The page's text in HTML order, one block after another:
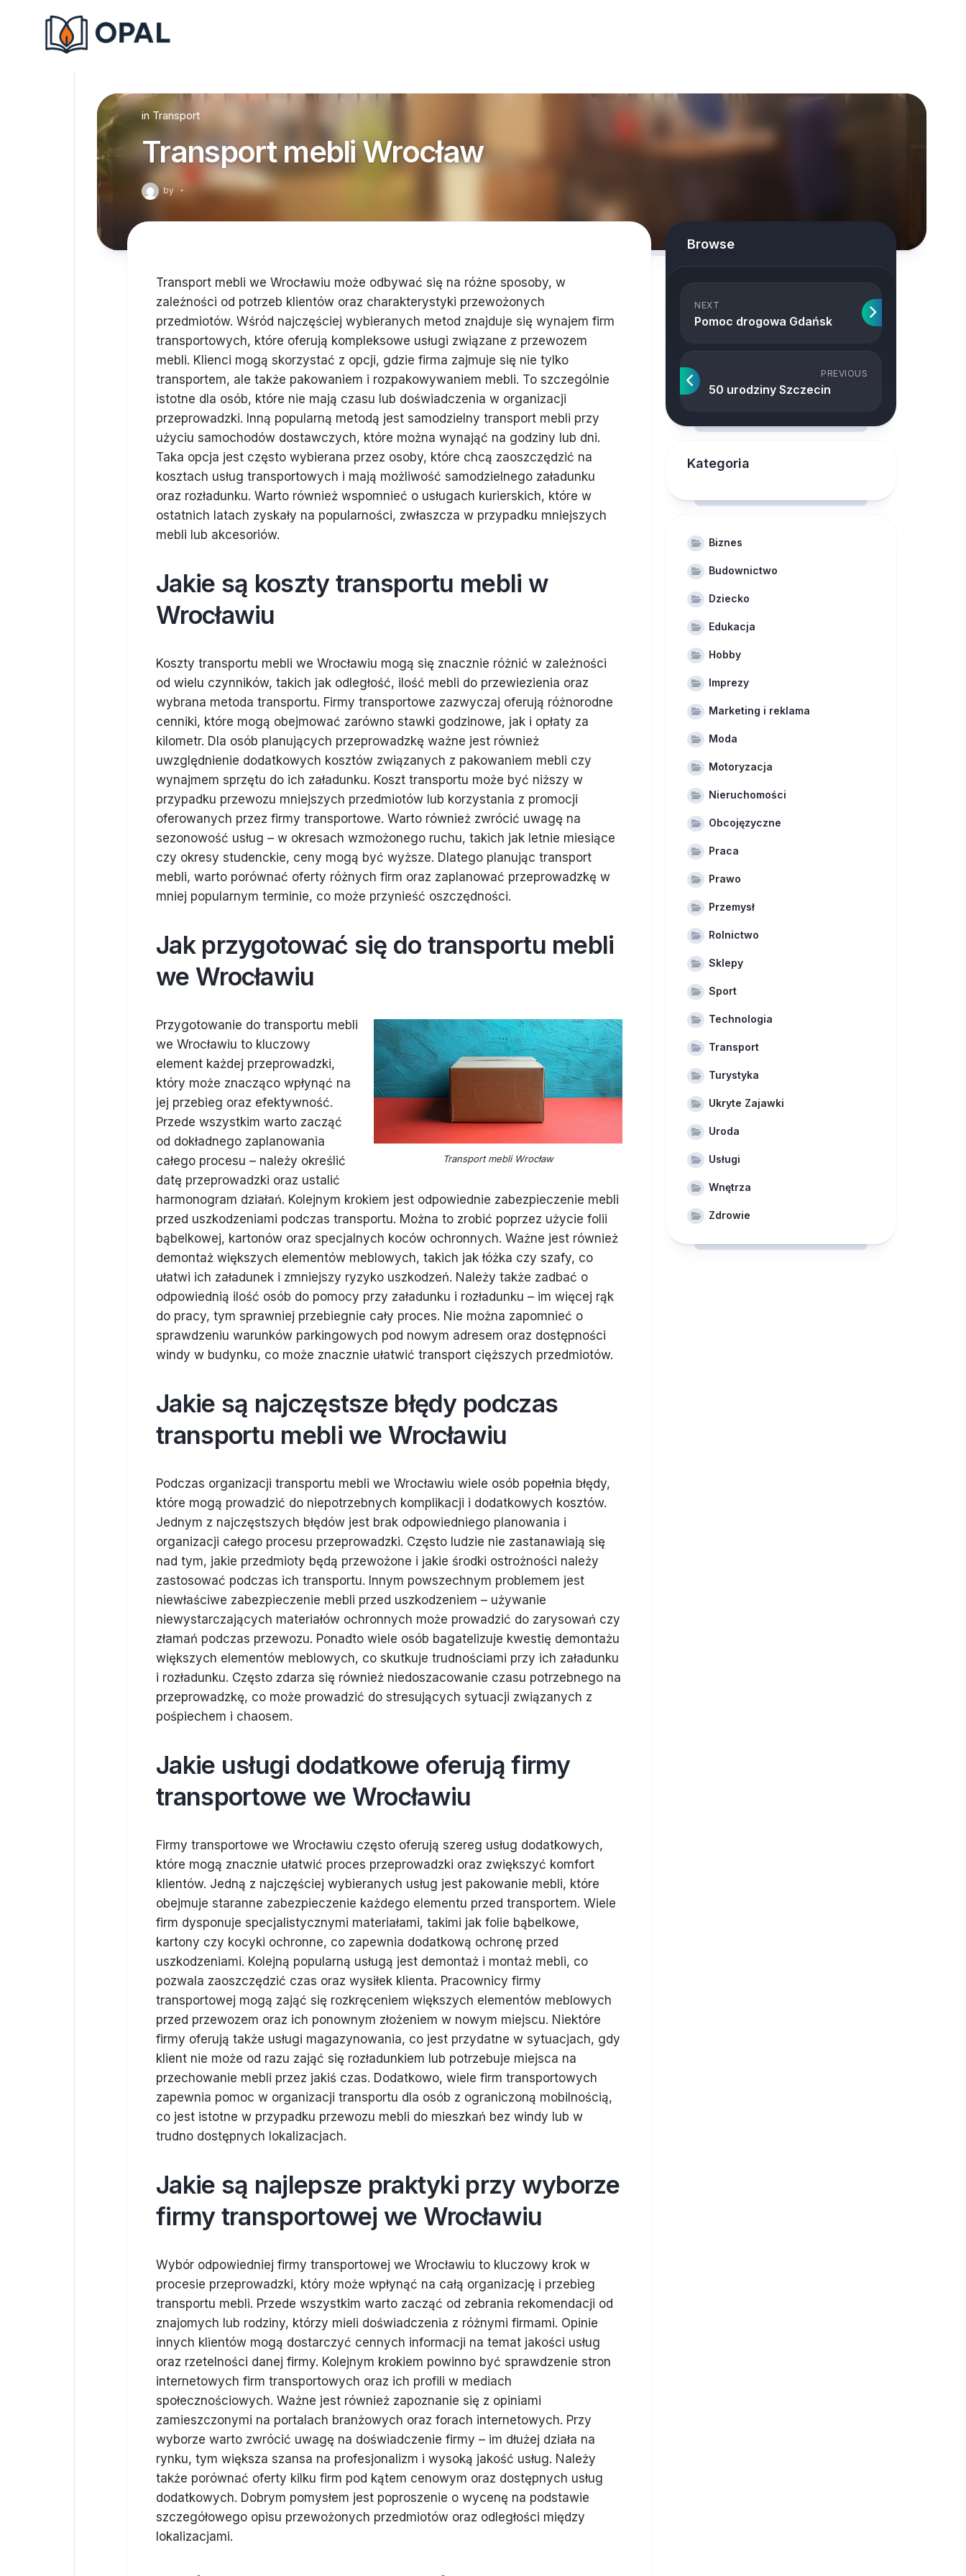
inTransport
Transport mebli Wrocław
by ·
Transport mebli we Wrocławiu może odbywać się na różne sposoby, w
zależności od potrzeb klientów oraz charakterystyki przewożonych
przedmiotów. Wśród najczęściej wybieranych metod znajduje się wynajem firm
transportowych, które oferują kompleksowe usługi związane z przewozem
mebli. Klienci mogą skorzystać z opcji, gdzie firma zajmuje się nie tylko
transportem, ale także pakowaniem i rozpakowywaniem mebli. To szczególnie
istotne dla osób, które nie mają czasu lub doświadczenia w organizacji
przeprowadzki. Inną popularną metodą jest samodzielny transport mebli przy
użyciu samochodów dostawczych, które można wynająć na godziny lub dni.
Taka opcja jest często wybierana przez osoby, które chcą zaoszczędzić na
kosztach usług transportowych i mają możliwość samodzielnego załadunku
oraz rozładunku. Warto również wspomnieć o usługach kurierskich, które w
ostatnich latach zyskały na popularności, zwłaszcza w przypadku mniejszych
mebli lub akcesoriów.
Jakie są koszty transportu mebli w
Wrocławiu
Koszty transportu mebli we Wrocławiu mogą się znacznie różnić w zależności
od wielu czynników, takich jak odległość, ilość mebli do przewiezienia oraz
wybrana metoda transportu. Firmy transportowe zazwyczaj oferują różnorodne
cenniki, które mogą obejmować zarówno stawki godzinowe, jak i opłaty za
kilometr. Dla osób planujących przeprowadzkę ważne jest również
uwzględnienie dodatkowych kosztów związanych z pakowaniem mebli czy
wynajmem sprzętu do ich załadunku. Koszt transportu może być niższy w
przypadku przewozu mniejszych przedmiotów lub korzystania z promocji
oferowanych przez firmy transportowe. Warto również zwrócić uwagę na
sezonowość usług – w okresach wzmożonego ruchu, takich jak letnie miesiące
czy okresy studenckie, ceny mogą być wyższe. Dlatego planując transport
mebli, warto porównać oferty różnych firm oraz zaplanować przeprowadzkę w
mniej popularnym terminie, co może przynieść oszczędności.
Jak przygotować się do transportu mebli
we Wrocławiu
Transport mebli Wrocław
Przygotowanie do transportu mebli
we Wrocławiu to kluczowy
element każdej przeprowadzki,
który może znacząco wpłynąć na
jej przebieg oraz efektywność.
Przede wszystkim warto zacząć
od dokładnego zaplanowania
całego procesu – należy określić
datę przeprowadzki oraz ustalić
harmonogram działań. Kolejnym krokiem jest odpowiednie zabezpieczenie mebli
przed uszkodzeniami podczas transportu. Można to zrobić poprzez użycie folii
bąbelkowej, kartonów oraz specjalnych koców ochronnych. Ważne jest również
demontaż większych elementów meblowych, takich jak łóżka czy szafy, co
ułatwi ich załadunek i zmniejszy ryzyko uszkodzeń. Należy także zadbać o
odpowiednią ilość osób do pomocy przy załadunku i rozładunku – im więcej rąk
do pracy, tym sprawniej przebiegnie cały proces. Nie można zapomnieć o
sprawdzeniu warunków parkingowych pod nowym adresem oraz dostępności
windy w budynku, co może znacznie ułatwić transport cięższych przedmiotów.
Jakie są najczęstsze błędy podczas
transportu mebli we Wrocławiu
Podczas organizacji transportu mebli we Wrocławiu wiele osób popełnia błędy,
które mogą prowadzić do niepotrzebnych komplikacji i dodatkowych kosztów.
Jednym z najczęstszych błędów jest brak odpowiedniego planowania i
organizacji całego procesu przeprowadzki. Często ludzie nie zastanawiają się
nad tym, jakie przedmioty będą przewożone i jakie środki ostrożności należy
zastosować podczas ich transportu. Innym powszechnym problemem jest
niewłaściwe zabezpieczenie mebli przed uszkodzeniem – używanie
niewystarczających materiałów ochronnych może prowadzić do zarysowań czy
złamań podczas przewozu. Ponadto wiele osób bagatelizuje kwestię demontażu
większych elementów meblowych, co skutkuje trudnościami przy ich załadunku
i rozładunku. Często zdarza się również niedoszacowanie czasu potrzebnego na
przeprowadzkę, co może prowadzić do stresujących sytuacji związanych z
pośpiechem i chaosem.
Jakie usługi dodatkowe oferują firmy
transportowe we Wrocławiu
Firmy transportowe we Wrocławiu często oferują szereg usług dodatkowych,
które mogą znacznie ułatwić proces przeprowadzki oraz zwiększyć komfort
klientów. Jedną z najczęściej wybieranych usług jest pakowanie mebli, które
obejmuje staranne zabezpieczenie każdego elementu przed transportem. Wiele
firm dysponuje specjalistycznymi materiałami, takimi jak folie bąbelkowe,
kartony czy kocyki ochronne, co zapewnia dodatkową ochronę przed
uszkodzeniami. Kolejną popularną usługą jest demontaż i montaż mebli, co
pozwala zaoszczędzić czas oraz wysiłek klienta. Pracownicy firmy
transportowej mogą zająć się rozkręceniem większych elementów meblowych
przed przewozem oraz ich ponownym złożeniem w nowym miejscu. Niektóre
firmy oferują także usługi magazynowania, co jest przydatne w sytuacjach, gdy
klient nie może od razu zająć się rozładunkiem lub potrzebuje miejsca na
przechowanie mebli przez jakiś czas. Dodatkowo, wiele firm transportowych
zapewnia pomoc w organizacji transportu dla osób z ograniczoną mobilnością,
co jest istotne w przypadku przewozu mebli do mieszkań bez windy lub w
trudno dostępnych lokalizacjach.
Jakie są najlepsze praktyki przy wyborze
firmy transportowej we Wrocławiu
Wybór odpowiedniej firmy transportowej we Wrocławiu to kluczowy krok w
procesie przeprowadzki, który może wpłynąć na całą organizację i przebieg
transportu mebli. Przede wszystkim warto zacząć od zebrania rekomendacji od
znajomych lub rodziny, którzy mieli doświadczenia z różnymi firmami. Opinie
innych klientów mogą dostarczyć cennych informacji na temat jakości usług
oraz rzetelności danej firmy. Kolejnym krokiem powinno być sprawdzenie stron
internetowych firm transportowych oraz ich profili w mediach
społecznościowych. Ważne jest również zapoznanie się z opiniami
zamieszczonymi na portalach branżowych oraz forach internetowych. Przy
wyborze warto zwrócić uwagę na doświadczenie firmy – im dłużej działa na
rynku, tym większa szansa na profesjonalizm i wysoką jakość usług. Należy
także porównać oferty kilku firm pod kątem cenowym oraz dostępnych usług
dodatkowych. Dobrym pomysłem jest poproszenie o wycenę na podstawie
szczegółowego opisu przewożonych przedmiotów oraz odległości między
lokalizacjami.
Browse
NEXT
Pomoc drogowa Gdańsk
PREVIOUS
50 urodziny Szczecin
Kategoria
Biznes
Budownictwo
Dziecko
Edukacja
Hobby
Imprezy
Marketing i reklama
Moda
Motoryzacja
Nieruchomości
Obcojęzyczne
Praca
Prawo
Przemysł
Rolnictwo
Sklepy
Sport
Technologia
Transport
Turystyka
Ukryte Zajawki
Uroda
Usługi
Wnętrza
Zdrowie